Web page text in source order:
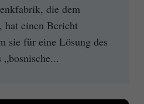
die dem
hat einen Bericht
sie für eine Lösung des